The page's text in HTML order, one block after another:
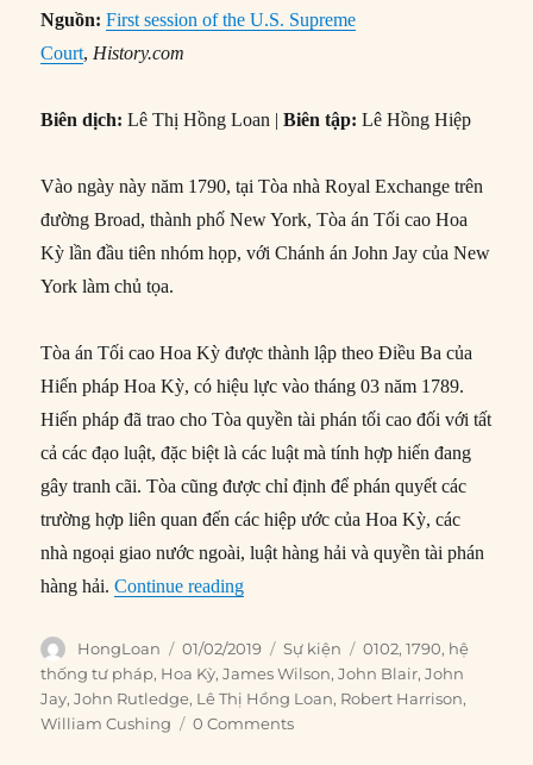
Nguồn: First session of the U.S. Supreme
Court, History.com
Biên dịch: Lê Thị Hồng Loan |Biên tập:Lê Hồng Hiệp
Vào ngày này năm 1790, tại Tòa nhà Royal Exchange trên
đường Broad, thành phố New York, Tòa án Tối cao Hoa
Kỳ lần đầu tiên nhóm họp, với Chánh án John Jay của New
York làm chủ tọa.
Tòa án Tối cao Hoa Kỳ được thành lập theo Điều Ba của
Hiến pháp Hoa Kỳ, có hiệu lực vào tháng 03 năm 1789.
Hiến pháp đã trao cho Tòa quyền tài phán tối cao đối với tất
cả các đạo luật, đặc biệt là các luật mà tính hợp hiến đang
gây tranh cãi. Tòa cũng được chỉ định để phán quyết các
trường hợp liên quan đến các hiệp ước của Hoa Kỳ, các
nhà ngoại giao nước ngoài, luật hàng hải và quyền tài phán
hàng hải.Continue reading“01/02/1790: Phiên họp đầu tiên của
Author
HongLoan
Posted
on
01/02/2019 Categories
Sự kiện Tags
0102,1790, hệ
thống tư pháp, Hoa Kỳ,James Wilson,John Blair,John
Jay,John Rutledge, Lê Thị Hồng Loan, Robert Harrison,
William Cushing
0 Comments